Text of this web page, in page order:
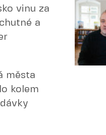
vinu za
a
města
kolem